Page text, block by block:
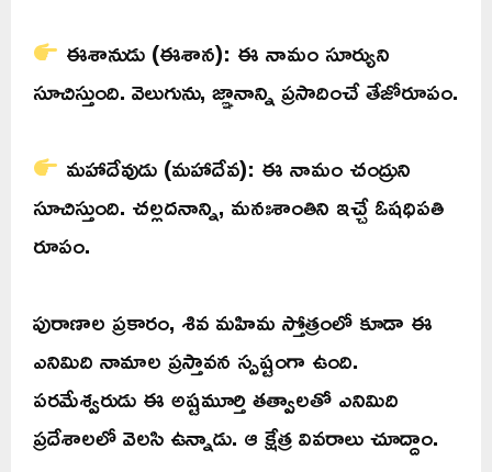
ఈశానుడు (ఈశాన): ఈ నామం సూర్యుని
సూచిస్తుంది. వెలుగును, జ్ఞానాన్ని ప్రసాదించే తేజోరూపం.
మహాదేవుడు (మహాదేవ): ఈ నామం చంద్రుని
సూచిస్తుంది. చల్లదనాన్ని, మనఃశాంతిని ఇచ్చే ఓషధిపతి
రూపం.
పురాణాల ప్రకారం, శివ మహిమ స్తోత్రంలో కూడా ఈ
ఎనిమిది నామాల ప్రస్తావన స్పష్టంగా ఉంది.
పరమేశ్వరుడు ఈ అష్టమూర్తి తత్వాలతో ఎనిమిది
ప్రదేశాలలో వెలసి ఉన్నాడు. ఆ క్షేత్ర వివరాలు చూద్దాం.